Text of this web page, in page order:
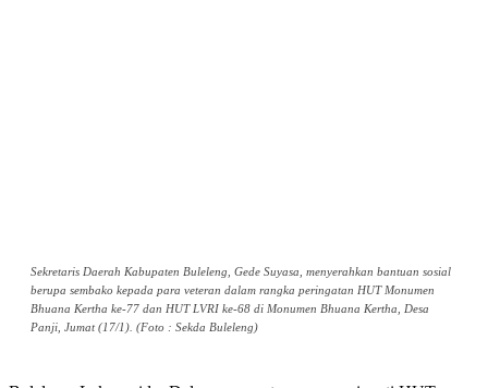
Sekretaris Daerah Kabupaten Buleleng, Gede Suyasa, menyerahkan bantuan sosial
berupa sembako kepada para veteran dalam rangka peringatan HUT Monumen
Bhuana Kertha ke-77 dan HUT LVRI ke-68 di Monumen Bhuana Kertha, Desa
Panji, Jumat (17/1). (Foto : Sekda Buleleng)